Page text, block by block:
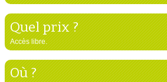
Quel prix ?
Accès libre.
Où ?